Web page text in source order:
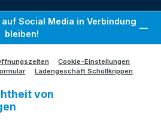
Social Media in Verbindung
bleiben!
Cookie-Einstellungen
Ladengeschäft Schöllkrippen
von